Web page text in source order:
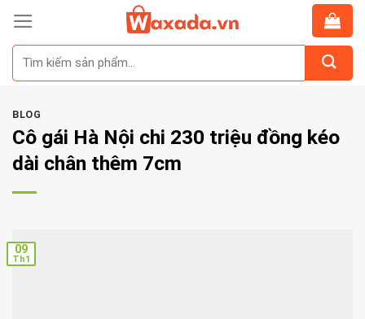
Skip
content
BLOG
Cô gái Hà Nội chi 230 triệu đồng kéo
dài chân thêm 7cm
09
Th1